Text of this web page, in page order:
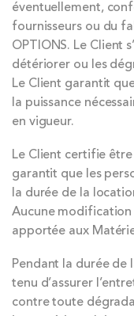
éventuellement,
fournisseurs ou du
OPTIONS. Le Client
détériorer ou les
Le Client garantit
la puissance
en vigueur.
Le Client certifie
garantit que les
la durée de la
Aucune
apportée aux
Pendant la durée de
tenu d’assurer
contre toute